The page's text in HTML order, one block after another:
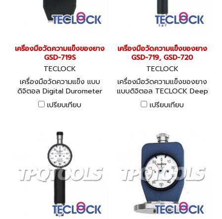
เครื่องมือวัดความแข็งของยาง
GSD-719S
TECLOCK
เครื่องมือวัดความแข็ง แบบ
ดิจิตอล Digital Durometer
(GSD Series) - Possible to
observe a change of
เปรียบเทียบ
เครื่องมือวัดความแข็งของยาง
GSD-719, GSD-720
TECLOCK
เครื่องมือวัดความแข็งของยาง
แบบดิจิตอล TECLOCK Deep
Hole/Long Leg Type Digital
Durometer (GSD Series)
เปรียบเทียบ